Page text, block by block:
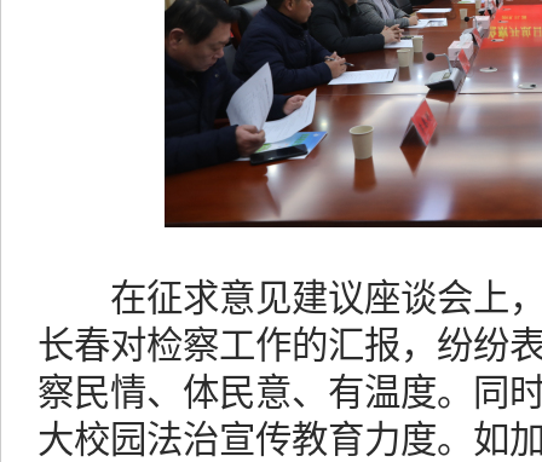
在征求意见建议座谈会上，
长春对检察工作的汇报，纷纷
察民情、体民意、有温度。同
大校园法治宣传教育力度。如